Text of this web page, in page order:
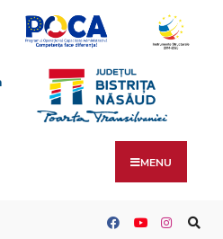
MENU